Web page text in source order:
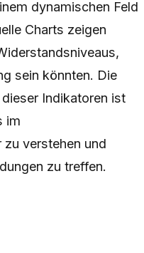
dynamischen Feld
Charts zeigen
sein könnten. Die
Indikatoren ist
im
verstehen und
zu treffen.